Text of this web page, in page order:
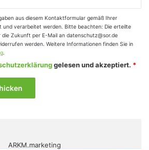
aus diesem Kontaktformular gemäß Ihrer
und verarbeitet werden. Bitte beachten: Die erteilte
die Zukunft per E-Mail an datenschutz@sor.de
werden. Weitere Informationen finden Sie in
.
gelesen und akzeptiert. *
ARKM.marketing